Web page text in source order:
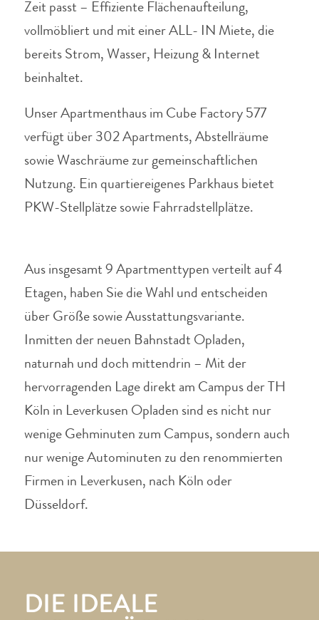
Zeit passt – Effiziente Flächenaufteilung,
vollmöbliert und mit einer ALL- IN Miete, die
bereits Strom, Wasser, Heizung & Internet
beinhaltet.
Unser Apartmenthaus im Cube Factory 577
verfügt über 302 Apartments, Abstellräume
sowie Waschräume zur gemeinschaftlichen
Nutzung. Ein quartiereigenes Parkhaus bietet
PKW-Stellplätze sowie Fahrradstellplätze.
Aus insgesamt 9 Apartmenttypen verteilt auf 4
Etagen, haben Sie die Wahl und entscheiden
über Größe sowie Ausstattungsvariante.
Inmitten der neuen Bahnstadt Opladen,
naturnah und doch mittendrin – Mit der
hervorragenden Lage direkt am Campus der TH
Köln in Leverkusen Opladen sind es nicht nur
wenige Gehminuten zum Campus, sondern auch
nur wenige Autominuten zu den renommierten
Firmen in Leverkusen, nach Köln oder
Düsseldorf.
DIE IDEALE